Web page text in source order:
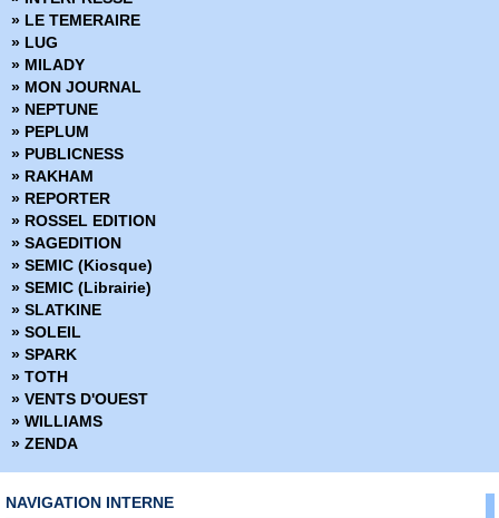
» Marvel Now
» Marvel Omnibus
» Marvel Poche
» Marvel Premium
» Marvel Prestige
» Marvel Select
» Marvel Super Héroines
» Marvel Transatlantique
» Marvel Verse
» Marvel Vintage
» Marvel Visionnaries
» Millarworld
» Miracleman
» Must Have
» Nomen Omen
» Panini Comics France fête ses 20 ans
» Powers
» Prix Découverte
» Project Superpowers
» Red Sonja
» Savage Sword of Conan (2019)
» Savage Sword of Conan (2025)
» Shaolin Cowboy
» LE TEMERAIRE
» LUG
» MILADY
» MON JOURNAL
» NEPTUNE
» PEPLUM
» PUBLICNESS
» RAKHAM
» REPORTER
» ROSSEL EDITION
» SAGEDITION
» SEMIC (Kiosque)
» SEMIC (Librairie)
» SLATKINE
» SOLEIL
» SPARK
» TOTH
» VENTS D'OUEST
» WILLIAMS
» ZENDA
NAVIGATION INTERNE